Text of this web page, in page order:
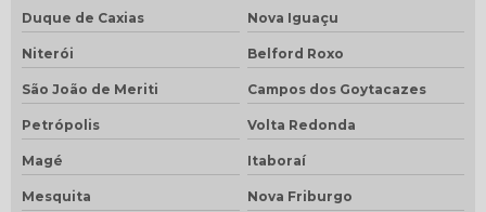
Duque de Caxias Nova Iguaçu
Niterói Belford Roxo
São João de Meriti Campos dos Goytacazes
Petrópolis Volta Redonda
Magé Itaboraí
Mesquita Nova Friburgo